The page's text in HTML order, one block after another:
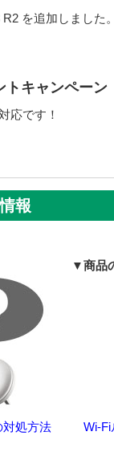
を追加しました。
トキャンペーン
応です！
報
対処方法
▼商品
Wi-